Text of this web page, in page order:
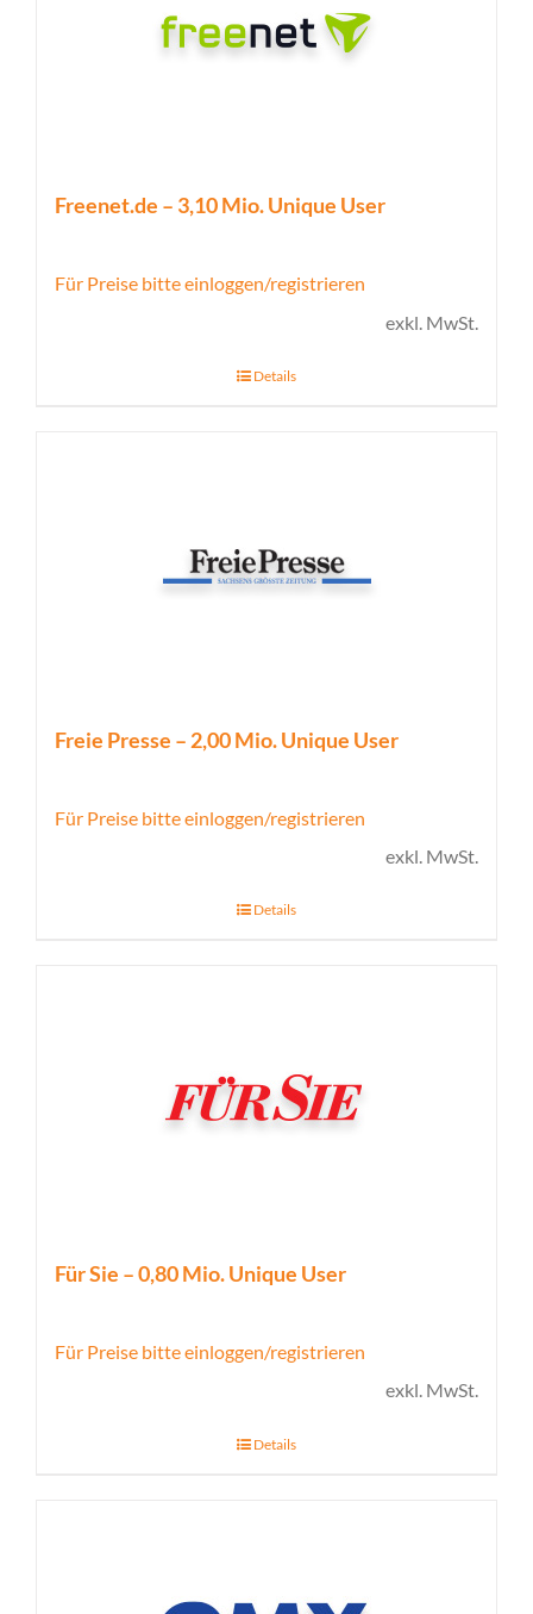
Freenet.de – 3,10 Mio. Unique User
Für Preise bitte einloggen/registrieren
exkl. MwSt.
Details
Freie Presse – 2,00 Mio. Unique User
Für Preise bitte einloggen/registrieren
exkl. MwSt.
Details
Für Sie – 0,80 Mio. Unique User
Für Preise bitte einloggen/registrieren
exkl. MwSt.
Details